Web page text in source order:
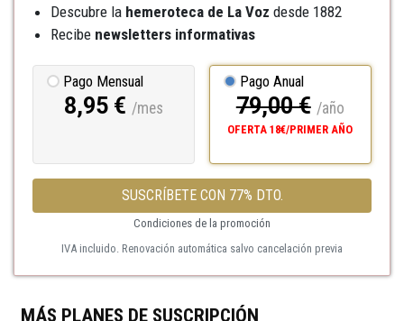
Descubre la hemeroteca de La Voz desde 1882
Recibe newsletters informativas
Pago Mensual
8,95 € /mes
Pago Anual
79,00 € /año
OFERTA 18€/PRIMER AÑO
SUSCRÍBETE CON 77% DTO.
Condiciones de la promoción
IVA incluido. Renovación automática salvo cancelación previa
MÁS PLANES DE SUSCRIPCIÓN